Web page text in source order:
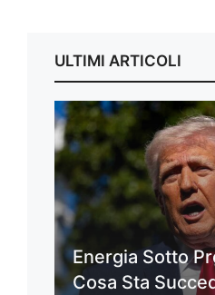
ULTIMI ARTICOLI
Energia Sotto
Cosa Sta